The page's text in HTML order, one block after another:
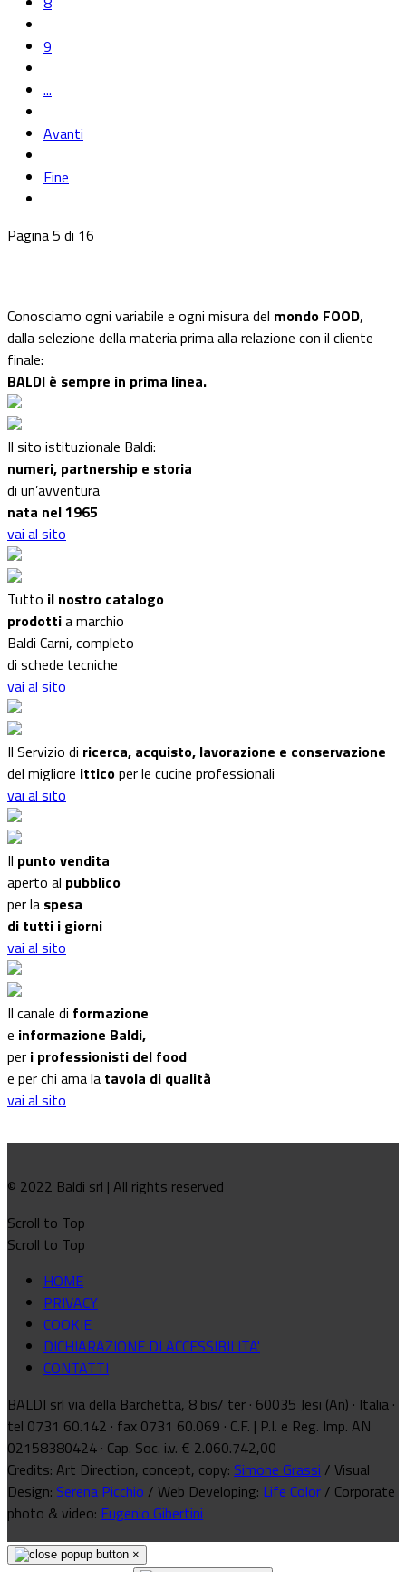
9
...
Avanti
Fine
Pagina 5 di 16
Conosciamo ogni variabile e ogni misura del mondo FOOD,
dalla selezione della materia prima alla relazione con il cliente
finale:
BALDI è sempre in prima linea.
Il sito istituzionale Baldi:
numeri, partnership e storia
di un’avventura
nata nel 1965
vai al sito
Tutto il nostro catalogo
prodottia marchio
Baldi Carni, completo
di schede tecniche
vai al sito
Il Servizio di ricerca, acquisto, lavorazione e conservazione
del migliore itticoper le cucine professionali
vai al sito
Il punto vendita
aperto al pubblico
per la spesa
di tutti i giorni
vai al sito
Il canale di formazione
e informazione Baldi,
per i professionisti del food
e per chi ama la tavola di qualità
vai al sito
© 2022 Baldi srl | All rights reserved
Scroll to Top
Scroll to Top
HOME
PRIVACY
COOKIE
DICHIARAZIONE DI ACCESSIBILITA'
CONTATTI
BALDI srl via della Barchetta, 8 bis/ ter · 60035 Jesi (An) · Italia ·
tel 0731 60.142 · fax 0731 60.069 · C.F. | P.I. e Reg. Imp. AN
02158380424 · Cap. Soc. i.v. € 2.060.742,00
Credits: Art Direction, concept, copy: Simone Grassi / Visual
Design: Serena Picchio / Web Developing: Life Color / Corporate
photo & video: Eugenio Gibertini
×